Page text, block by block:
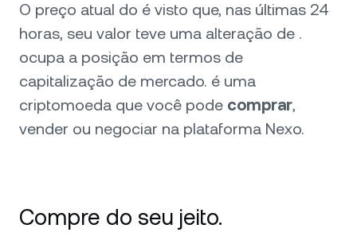
Solana SOL
EURC EURC
Explore todos os ativos
O preço atual do é visto que, nas últimas 24
horas, seu valor teve uma alteração de .
ocupa a posição em termos de
capitalização de mercado. é uma
criptomoeda que você pode comprar,
vender ou negociar na plataforma Nexo.
Compre do seu jeito.